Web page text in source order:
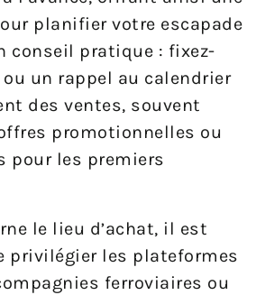
planifier votre escapade
conseil pratique : fixez-
un rappel au calendrier
des ventes, souvent
promotionnelles ou
pour les premiers
le lieu d’achat, il est
privilégier les plateformes
ferroviaires ou